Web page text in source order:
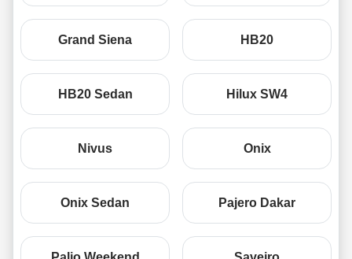
Grand Siena HB20
HB20 Sedan Hilux SW4
Nivus Onix
Onix Sedan Pajero Dakar